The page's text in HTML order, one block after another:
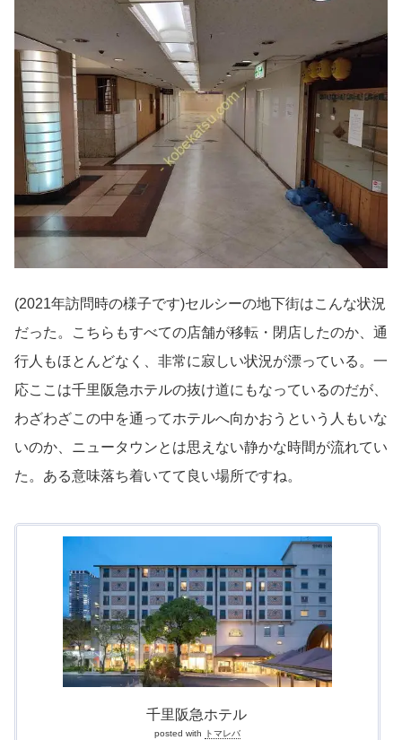
(2021年訪問時の様子です)セルシーの地下街はこんな状況
だった。こちらもすべての店舗が移転・閉店したのか、通
行人もほとんどなく、非常に寂しい状況が漂っている。一
応ここは千里阪急ホテルの抜け道にもなっているのだが、
わざわざこの中を通ってホテルへ向かおうという人もいな
いのか、ニュータウンとは思えない静かな時間が流れてい
た。ある意味落ち着いてて良い場所ですね。
千里阪急ホテル
posted with トマレバ